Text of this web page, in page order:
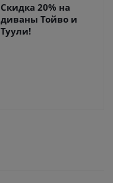
Скидка 20% на
диваны Тойво и
Туули!